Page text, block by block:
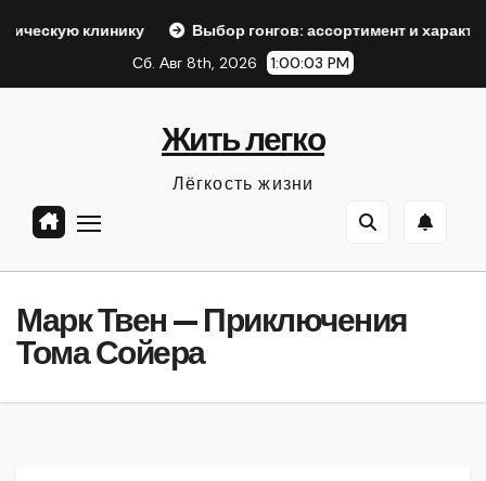
Выбор гонгов: ассортимент и характеристики
Сб. Авг 8th, 2026
1:00:05 PM
Жить легко
Лёгкость жизни
Марк Твен — Приключения
Тома Сойера